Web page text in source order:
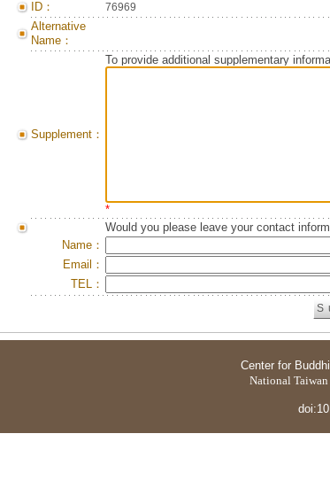
ID： 76969
Alternative
Name：
Supplement：
To provide additional supplementary
*
Would you please leave your contact
Name：
Email：
TEL：
Center for
National